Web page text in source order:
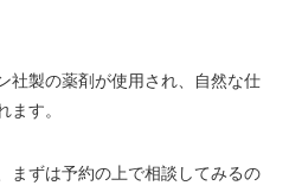
社製の薬剤が使用され、自然な仕
ます。
まずは予約の上で相談してみるの